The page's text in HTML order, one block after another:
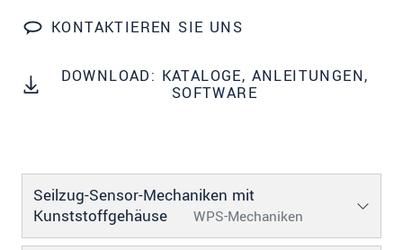
KONTAKTIEREN SIE UNS
DOWNLOAD: KATALOGE, ANLEITUNGEN,
SOFTWARE
Seilzug-Sensor-Mechaniken mit
Kunststoffgehäuse
WPS-Mechaniken